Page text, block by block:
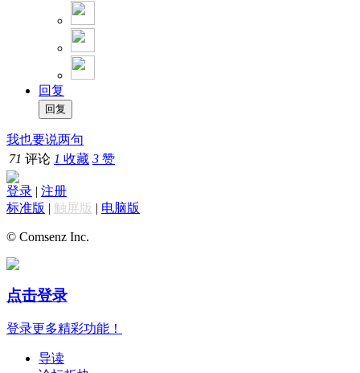
回复
我也要说两句
71 评论 1 收藏 3 赞
登录 | 注册
标准版 | 触屏版 | 电脑版
© Comsenz Inc.
点击登录
登录更多精彩功能！
导读